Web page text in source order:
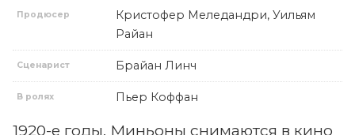
Продюсер
Кристофер Меледандри, Уильям
Райан
Сценарист Брайан Линч
В ролях Пьер Коффан
1920-е годы. Миньоны снимаются в кино